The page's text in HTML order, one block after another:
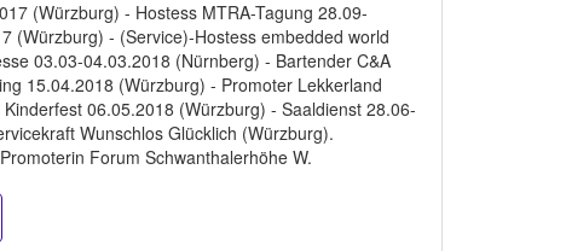
(Würzburg) - Hostess MTRA-Tagung 28.09-
(Würzburg) - (Service)-Hostess embedded world
03.03-04.03.2018 (Nürnberg) - Bartender C&A
15.04.2018 (Würzburg) - Promoter Lekkerland
06.05.2018 (Würzburg) - Saaldienst 28.06-
Wunschlos Glücklich (Würzburg).
Forum Schwanthalerhöhe W.